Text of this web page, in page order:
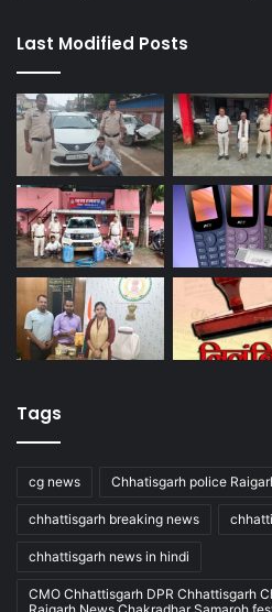
Last Modified Posts
Tags
cg news Chhatisgarh police
chhattisgarh breaking news
chhattisgarh news in hindi
CMO Chhattisgarh DPR Chhattisgarh